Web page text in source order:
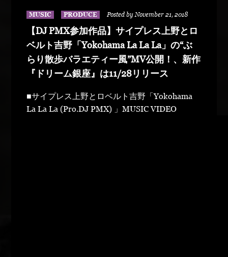
MUSIC PRODUCE Posted by November 21, 2018
【DJ PMX参加作品】サイプレス上野とロ
ベルト吉野「Yokohama La La La」の“ぶ
らり散歩バラエティー風”MV公開！、新作
『ドリーム銀座』は11/28リリース
■サイプレス上野とロベルト吉野「Yokohama
La La La (Pro.DJ PMX) 」MUSIC VIDEO